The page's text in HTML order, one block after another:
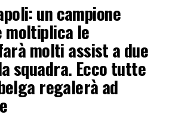
un campione
moltiplica le
molti assist a due
squadra. Ecco tutte
regalerà ad